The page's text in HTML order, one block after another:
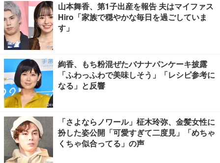
山本舞香、第1子出産を報告 夫はマイファス
Hiro「家族で穏やかな毎日を過ごしていま
す」
絢香、もち粉混ぜたバナナパンケーキ披露
「ふわっふわで美味しそう」「レシピ参考に
なる」と反響
「さよならノワール」柾木玲弥、金髪女性に
扮した姿公開「可愛すぎて二度見」「めちゃ
くちゃ似合ってる」の声